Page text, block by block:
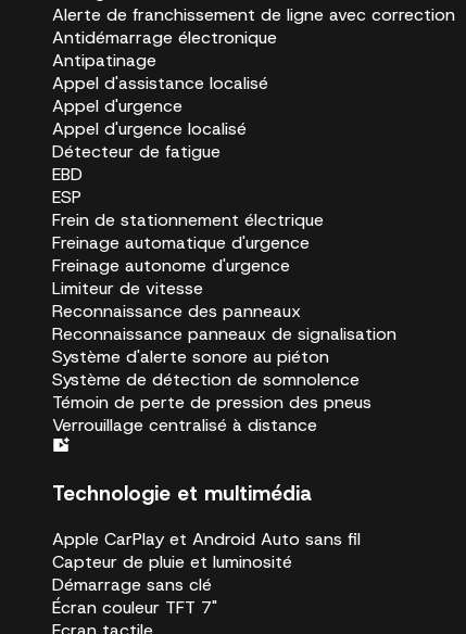
Alerte de franchissement de ligne avec correction
Antidémarrage électronique
Antipatinage
Appel d'assistance localisé
Appel d'urgence
Appel d'urgence localisé
Détecteur de fatigue
EBD
ESP
Frein de stationnement électrique
Freinage automatique d'urgence
Freinage autonome d'urgence
Limiteur de vitesse
Reconnaissance des panneaux
Reconnaissance panneaux de signalisation
Système d'alerte sonore au piéton
Système de détection de somnolence
Témoin de perte de pression des pneus
Verrouillage centralisé à distance
Technologie et multimédia
Apple CarPlay et Android Auto sans fil
Capteur de pluie et luminosité
Démarrage sans clé
Écran couleur TFT 7"